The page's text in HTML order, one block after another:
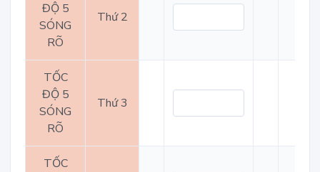
ĐỘ 5
SÓNG
RÕ
Thứ 2
TỐC
ĐỘ 5
SÓNG
RÕ
Thứ 3
TỐC